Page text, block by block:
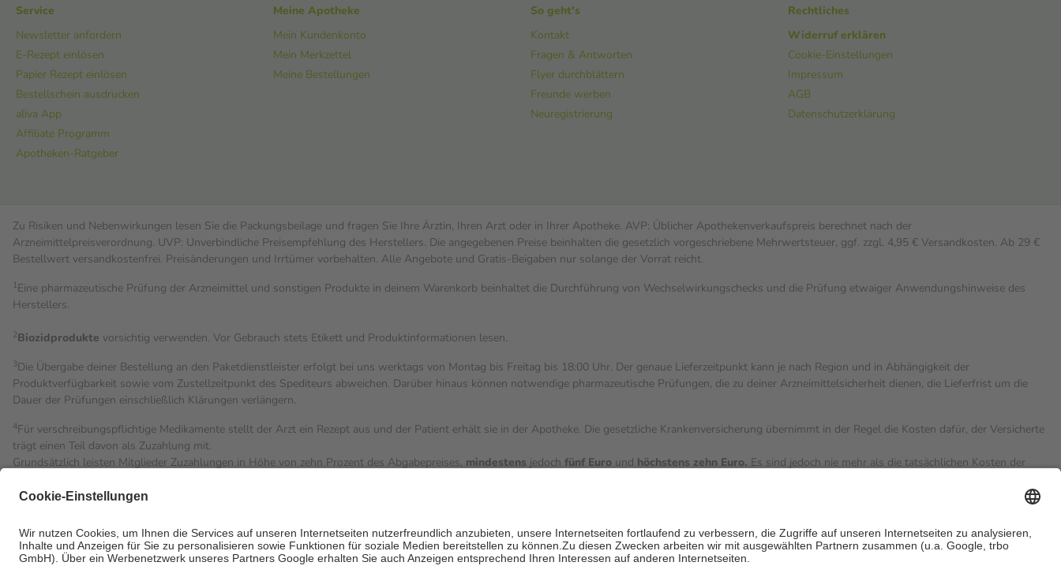
Service
Newsletter anfordern
E-Rezept einlösen
Papier Rezept einlösen
Bestellschein ausdrucken
aliva App
Affiliate Programm
Apotheken-Ratgeber
Meine Apotheke
Mein Kundenkonto
Mein Merkzettel
Meine Bestellungen
So geht's
Kontakt
Fragen & Antworten
Flyer durchblättern
Freunde werben
Neuregistrierung
Rechtliches
Widerruf erklären
Cookie-Einstellungen
Impressum
AGB
Datenschutzerklärung
Zu Risiken und Nebenwirkungen lesen Sie die Packungsbeilage und fragen Sie Ihre Ärztin, Ihren Arzt oder in Ihrer Apotheke. AVP: Üblicher Apothekenverkaufspreis berechnet nach der
Arzneimittelpreisverordnung. UVP: Unverbindliche Preisempfehlung des Herstellers. Die angegebenen Preise beinhalten die gesetzlich vorgeschriebene Mehrwertsteuer, ggf. zzgl. 4,95 € Versandkosten. Ab 29 €
Bestell­wert versand­kosten­frei. Preisänderungen und Irrtümer vorbehalten. Alle Angebote und Gratis-Beigaben nur solange der Vorrat reicht.
1Eine pharmazeutische Prüfung der Arzneimittel und sonstigen Produkte in deinem Warenkorb beinhaltet die Durchführung von Wechselwirkungschecks und die Prüfung etwaiger Anwendungshinweise des
Herstellers.
2Biozidprodukte vorsichtig verwenden. Vor Gebrauch stets Etikett und Produktinformationen lesen.
3Die Übergabe deiner Bestellung an den Paketdienstleister erfolgt bei uns werktags von Montag bis Freitag bis 18:00 Uhr. Der genaue Lieferzeitpunkt kann je nach Region und in Abhängigkeit der
Produktverfügbarkeit sowie vom Zustellzeitpunkt des Spediteurs abweichen. Darüber hinaus können notwendige pharmazeutische Prüfungen, die zu deiner Arzneimittelsicherheit dienen, die Lieferfrist um die
Dauer der Prüfungen einschließlich Klärungen verlängern.
4Für verschreibungspflichtige Medikamente stellt der Arzt ein Rezept aus und der Patient erhält sie in der Apotheke. Die gesetzliche Krankenversicherung übernimmt in der Regel die Kosten dafür, der Versicherte
trägt einen Teil davon als Zuzahlung mit.
Grundsätzlich leisten Mitglieder Zuzahlungen in Höhe von zehn Prozent des Abgabepreises, mindestens jedoch fünf Euro und höchstens zehn Euro. Es sind jedoch nie mehr als die tatsächlichen Kosten der
Diese Regeln gelten grundsätzlich auch für Online-Apotheken.
Um das Engagement der Versicherten für ihre eigene Gesundheit zu stärken und die besondere Stellung der Familie zu unterstützen, fallen keine Zuzahlungenan bei:
• Kindern und Jugendlichen bis zum vollendeten 18. Lebensjahr mit Ausnahme der Fahrkosten
• Untersuchungen zur Vorsorge und Früherkennung, die von der GKV getragen werden